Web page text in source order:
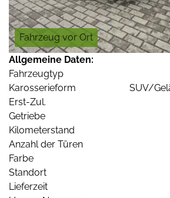
Fahrzeug vor Ort
Allgemeine Daten:
Fahrzeugtyp
Karosserieform
SUV/
Erst-Zul.
Getriebe
Kilometerstand
Anzahl der Türen
Farbe
Standort
Lieferzeit